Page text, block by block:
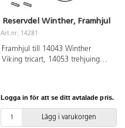
Reservdel Winther, Framhjul
Art.nr: 14281
Framhjul till 14043 Winther
Viking tricart, 14053 trehjuing
Logga in för att se ditt avtalade pris.
Lägg i varukorgen